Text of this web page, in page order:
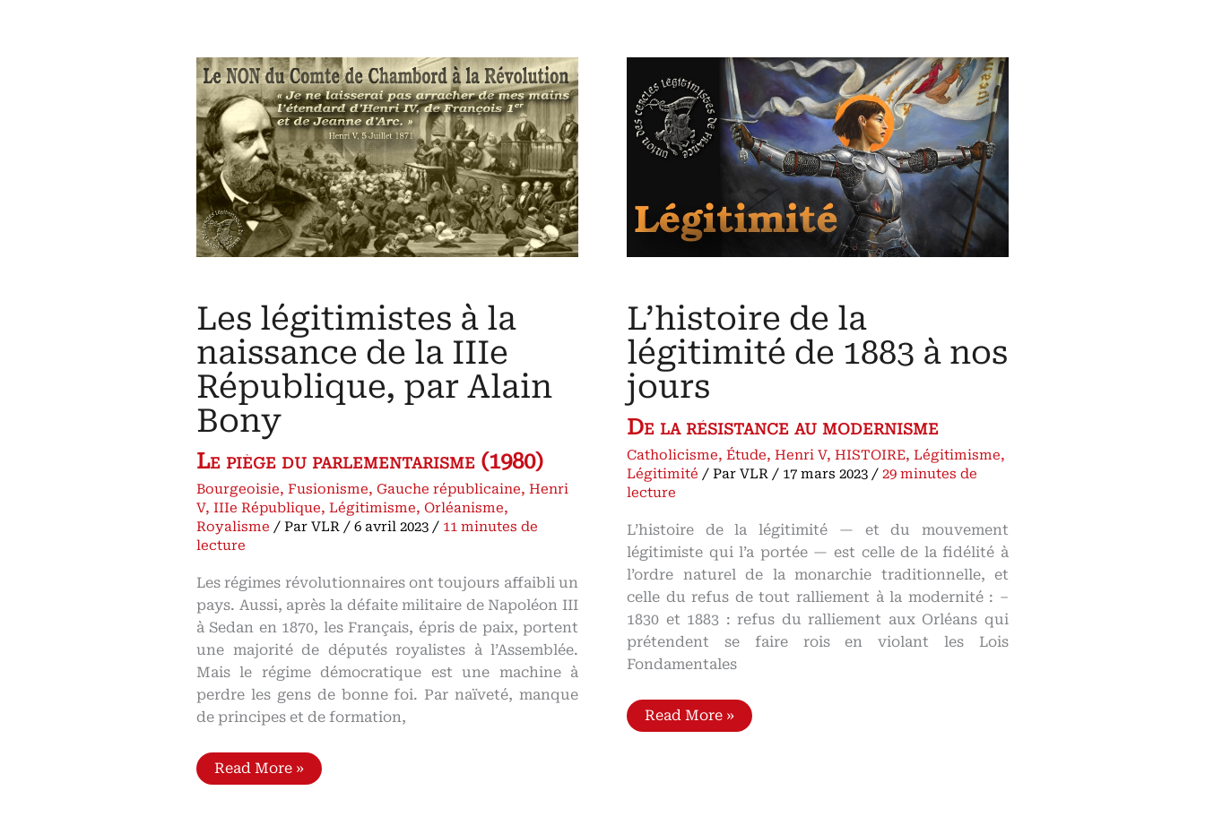
dans
des
Cahiers
politiques
du
politique
La
légitimité,
ou
l’obéissance
libre,
(1979)
Les légitimistes à la
naissance de la IIIe
République, par Alain
Bony
Le piège du parlementarisme (1980)
Bourgeoisie, Fusionisme, Gauche républicaine, Henri
V, IIIe République, Légitimisme, Orléanisme,
Royalisme / Par VLR / 6 avril 2023 / 11 minutes de
lecture
Les régimes révolutionnaires ont toujours affaibli un
pays. Aussi, après la défaite militaire de Napoléon III
à Sedan en 1870, les Français, épris de paix, portent
une majorité de députés royalistes à l’Assemblée.
Mais le régime démocratique est une machine à
perdre les gens de bonne foi. Par naïveté, manque
de principes et de formation,
Les
légitimistes
Read More »
L’histoire de la
légitimité de 1883 à nos
jours
De la résistance au modernisme
Catholicisme, Étude, Henri V, HISTOIRE, Légitimisme,
Légitimité / Par VLR / 17 mars 2023 / 29 minutes de
lecture
L’histoire de la légitimité — et du mouvement
légitimiste qui l’a portée — est celle de la fidélité à
l’ordre naturel de la monarchie traditionnelle, et
celle du refus de tout ralliement à la modernité : –
1830 et 1883 : refus du ralliement aux Orléans qui
prétendent se faire rois en violant les Lois
Fondamentales
L’histoire
de
Read More »